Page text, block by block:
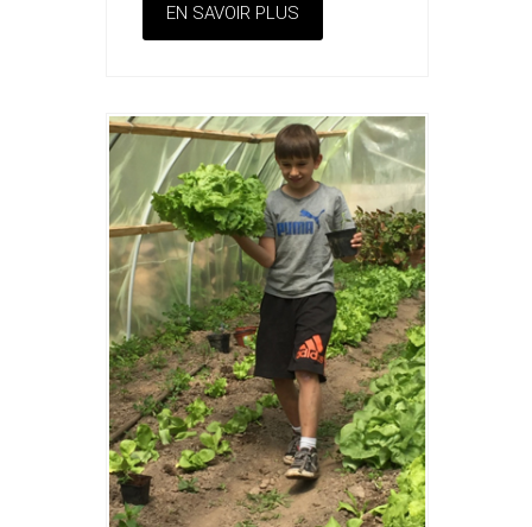
EN SAVOIR PLUS